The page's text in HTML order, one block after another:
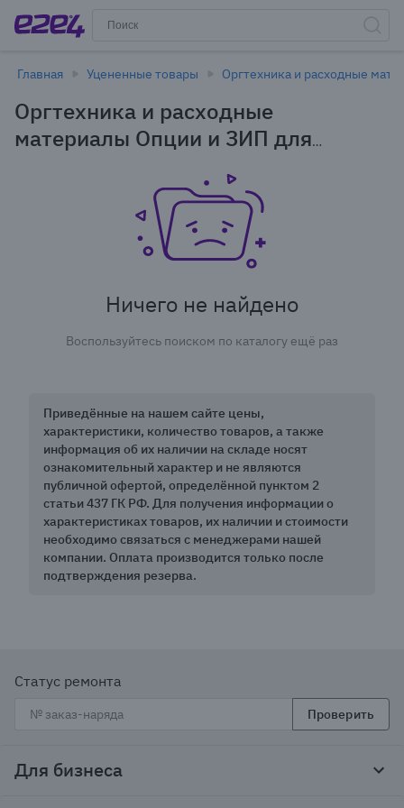
Главная Уцененные товары Оргтехника и расходные
Оргтехника и расходные
материалы Опции и ЗИП для
сканеров штрих-кодов и ТСД в
Иркутске - уцененные товары
Ничего не найдено
Воспользуйтесь поиском по каталогу ещё раз
Приведённые на нашем сайте цены,
характеристики, количество товаров, а также
информация об их наличии на складе носят
ознакомительный характер и не являются
публичной офертой, определённой пунктом 2
статьи 437 ГК РФ. Для получения информации о
характеристиках товаров, их наличии и стоимости
необходимо связаться с менеджерами нашей
компании. Оплата производится только после
подтверждения резерва.
Статус ремонта
Проверить
Для бизнеса